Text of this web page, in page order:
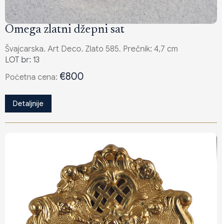
Omega zlatni džepni sat
Švajcarska. Art Deco. Zlato 585. Prečnik: 4,7 cm
LOT br: 13
Poċetna cena: €800
Detaljnije